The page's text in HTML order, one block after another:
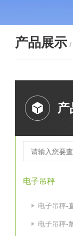
产品展示 /
产
电子吊秤
电子吊秤-
电子吊秤-